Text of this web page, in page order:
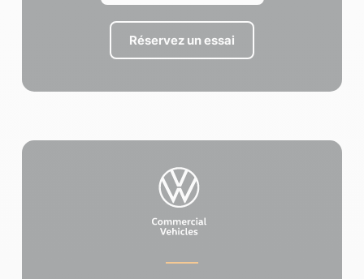
Réservez un essai